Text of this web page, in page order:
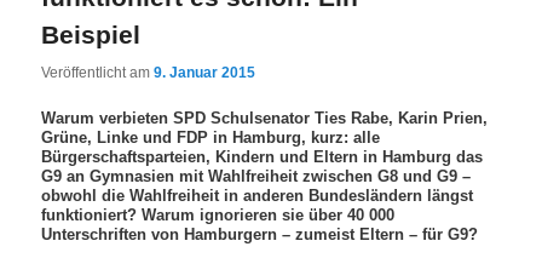
Beispiel
Veröffentlicht am9. Januar 2015
Warum verbieten SPD Schulsenator Ties Rabe, Karin Prien,
Grüne, Linke und FDP in Hamburg, kurz: alle
Bürgerschaftsparteien, Kindern und Eltern in Hamburg das
G9 an Gymnasien mit Wahlfreiheit zwischen G8 und G9 –
obwohl die Wahlfreiheit in anderen Bundesländern längst
funktioniert? Warum ignorieren sie über 40 000
Unterschriften von Hamburgern – zumeist Eltern – für G9?